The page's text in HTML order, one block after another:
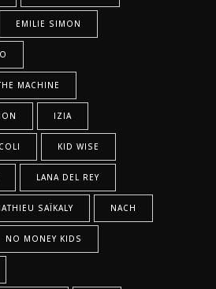
EMILIE SIMON
MACHINE
IZIA
KID WISE
LANA DEL REY
SAÏKALY NACH
NO MONEY KIDS